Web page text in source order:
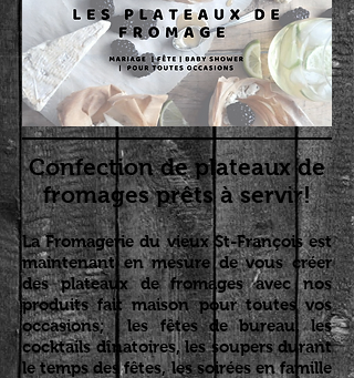
Confection de plateaux de
fromages prêts à servir!
La Fromagerie du vieux St-François est
maintenant en mesure de vous créer
des plateaux de fromages avec nos
produits fait maison pour toutes vos
occasions; les fêtes de bureau, les
cocktails dînatoires, les soupers durant
le temps des fêtes, les soirées en famille